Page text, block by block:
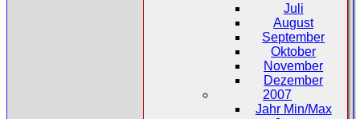
Juli
August
September
Oktober
November
Dezember
2007
Jahr Min/Max